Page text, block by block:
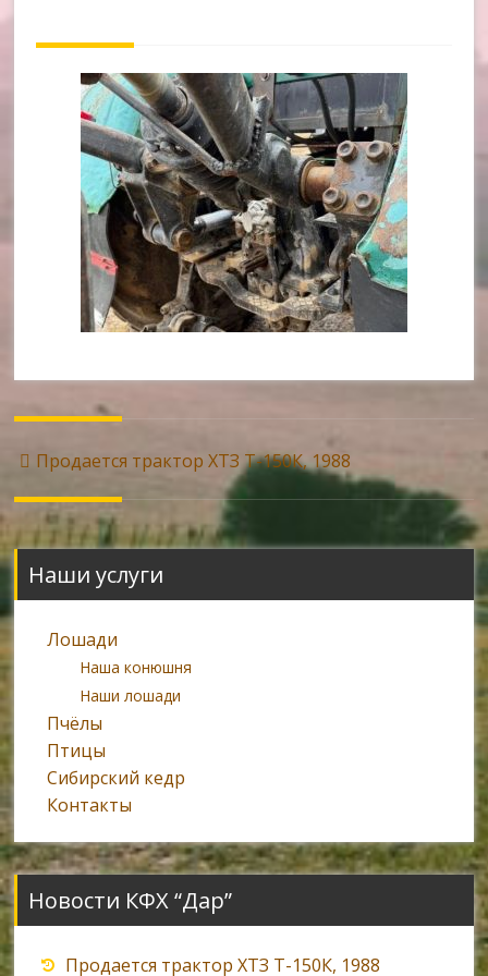
Post
navigation
Продается трактор ХТЗ Т-150К, 1988
Наши услуги
Лошади
Наша конюшня
Наши лошади
Пчёлы
Птицы
Сибирский кедр
Контакты
Новости КФХ “Дар”
Продается трактор ХТЗ Т-150К, 1988